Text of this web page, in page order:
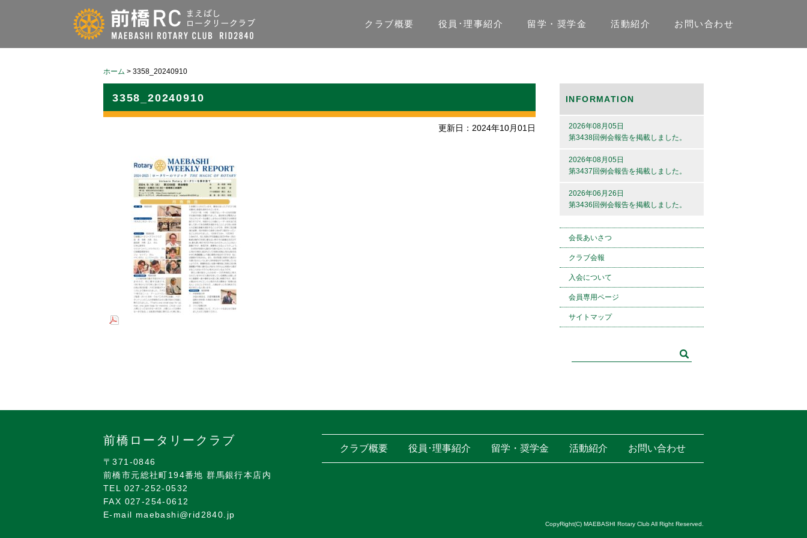
クラブ概要 役員･理事紹介 留学・奨学金 活動紹介 お問い合わせ
ホーム > 3358_20240910
3358_20240910
更新日：2024年10月01日
INFORMATION
2026年08月05日
第3438回例会報告を掲載しました。
2026年08月05日
第3437回例会報告を掲載しました。
2026年06月26日
第3436回例会報告を掲載しました。
会長あいさつ
クラブ会報
入会について
会員専用ページ
サイトマップ
クラブ概要 役員･理事紹介 留学・奨学金 活動紹介 お問い合わせ
前橋ロータリークラブ
〒371-0846
前橋市元総社町194番地 群馬銀行本店内
TEL 027-252-0532
FAX 027-254-0612
E-mail maebashi@rid2840.jp
CopyRight(C) MAEBASHI Rotary Club All Right Reserved.